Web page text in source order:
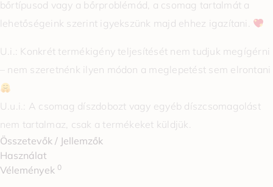
bőrtípusod vagy a bőrproblémád, a csomag tartalmát a
lehetőségeink szerint igyekszünk majd ehhez igazítani.
U.i.: Konkrét termékigény teljesítését nem tudjuk megígérni
– nem szeretnénk ilyen módon a meglepetést sem elrontani
U.u.i.: A csomag díszdobozt vagy egyéb díszcsomagolást
nem tartalmaz, csak a termékeket küldjük.
Összetevők / Jellemzők
Használat
Vélemények 0